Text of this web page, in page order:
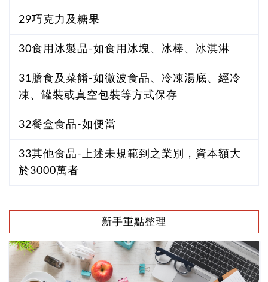
29巧克力及糖果
30食用冰製品-如食用冰塊、冰棒、冰淇淋
31膳食及菜餚-如微波食品、冷凍湯底、經冷
凍、罐裝或真空包裝等方式保存
32餐盒食品-如便當
33其他食品-上述未規範到之業別，資本額大
於3000萬者
新手重點整理